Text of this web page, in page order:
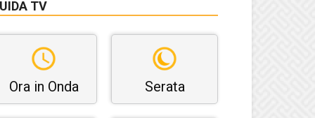
TV
Ora in Onda Serata